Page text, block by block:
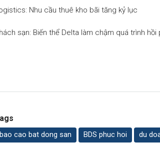
Nhu cầu thuê kho bãi tăng kỷ lục
sạn: Biến thể Delta làm chậm quá trình
bao cao bat dong san BDS phuc hoi du